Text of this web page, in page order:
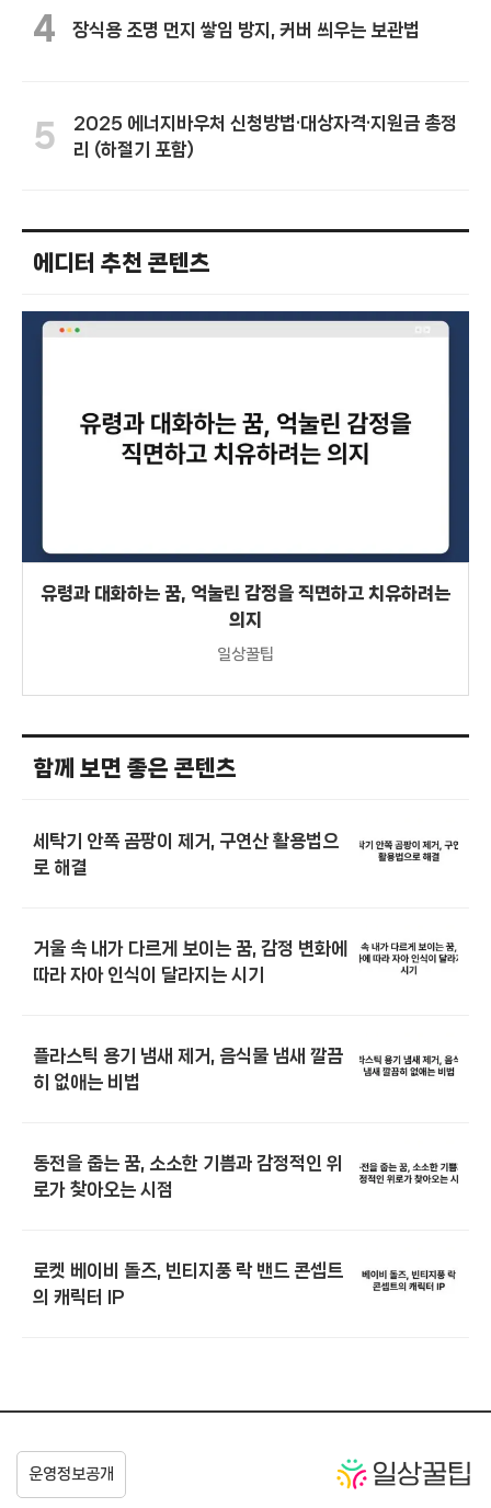
4 장식용 조명 먼지 쌓임 방지, 커버 씌우는 보관법
5
2025 에너지바우처 신청방법·대상자격·지원금 총정
리 (하절기 포함)
에디터 추천 콘텐츠
유령과 대화하는 꿈, 억눌린 감정을 직면하고 치유하려는
의지
일상꿀팁
함께 보면 좋은 콘텐츠
세탁기 안쪽 곰팡이 제거, 구연산 활용법으
로 해결
거울 속 내가 다르게 보이는 꿈, 감정 변화에
따라 자아 인식이 달라지는 시기
플라스틱 용기 냄새 제거, 음식물 냄새 깔끔
히 없애는 비법
동전을 줍는 꿈, 소소한 기쁨과 감정적인 위
로가 찾아오는 시점
로켓 베이비 돌즈, 빈티지풍 락 밴드 콘셉트
의 캐릭터 IP